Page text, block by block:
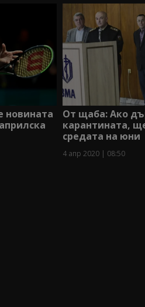
новината
От щаба: Ако
карантината,
средата на юни
4 апр 2020 | 08:50